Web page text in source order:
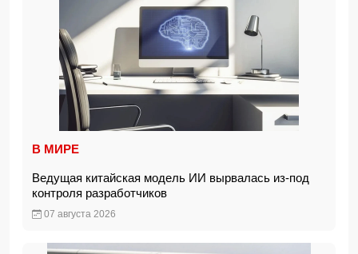
В МИРЕ
Ведущая китайская модель ИИ вырвалась из-под
контроля разработчиков
07 августа 2026